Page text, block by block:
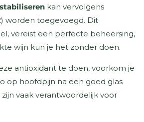
kan vervolgens
worden toegevoegd. Dit
vereist een perfecte beheersing,
wijn kun je het zonder doen.
antioxidant te doen, voorkom je
op hoofdpijn na een goed glas
vaak verantwoordelijk voor